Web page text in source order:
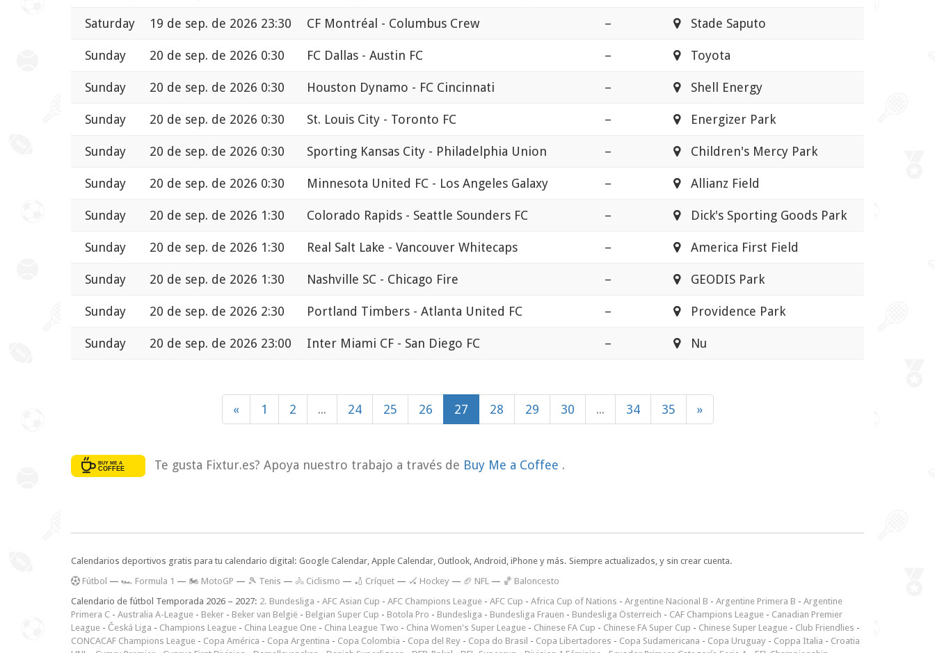
Saturday 19 de sep. de 2026 23:30 CF Montréal - Columbus Crew – Stade Saputo
Sunday 20 de sep. de 2026 0:30 FC Dallas - Austin FC – Toyota
Sunday 20 de sep. de 2026 0:30 Houston Dynamo - FC Cincinnati – Shell Energy
Sunday 20 de sep. de 2026 0:30 St. Louis City - Toronto FC – Energizer Park
Sunday 20 de sep. de 2026 0:30 Sporting Kansas City - Philadelphia Union – Children's Mercy Park
Sunday 20 de sep. de 2026 0:30 Minnesota United FC - Los Angeles Galaxy – Allianz Field
Sunday 20 de sep. de 2026 1:30 Colorado Rapids - Seattle Sounders FC – Dick's Sporting Goods Park
Sunday 20 de sep. de 2026 1:30 Real Salt Lake - Vancouver Whitecaps – America First Field
Sunday 20 de sep. de 2026 1:30 Nashville SC - Chicago Fire – GEODIS Park
Sunday 20 de sep. de 2026 2:30 Portland Timbers - Atlanta United FC – Providence Park
Sunday 20 de sep. de 2026 23:00 Inter Miami CF - San Diego FC – Nu
« 1 2 ... 24 25 26 27 28 29 30 ... 34 35 »
Te gusta Fixtur.es? Apoya nuestro trabajo a través de Buy Me a Coffee .
Calendarios deportivos gratis para tu calendario digital: Google Calendar, Apple Calendar, Outlook, Android, iPhone y más. Siempre actualizados, y sin crear cuenta.
Fútbol — 🏎️ Formula 1 — 🏍 MotoGP — 🎾 Tenis — 🚴 Ciclismo — 🏏 Críquet — 🏑 Hockey — 🏈 NFL — 🏀 Baloncesto
Calendario de fútbol Temporada 2026 – 2027: 2. Bundesliga - AFC Asian Cup - AFC Champions League - AFC Cup - Africa Cup of Nations - Argentine Nacional B - Argentine Primera B - Argentine
Primera C - Australia A-League - Beker - Beker van België - Belgian Super Cup - Botola Pro - Bundesliga - Bundesliga Frauen - Bundesliga Österreich - CAF Champions League - Canadian Premier
League - Česká Liga - Champions League - China League One - China League Two - China Women's Super League - Chinese FA Cup - Chinese FA Super Cup - Chinese Super League - Club Friendlies -
CONCACAF Champions League - Copa América - Copa Argentina - Copa Colombia - Copa del Rey - Copa do Brasil - Copa Libertadores - Copa Sudamericana - Copa Uruguay - Coppa Italia - Croatia